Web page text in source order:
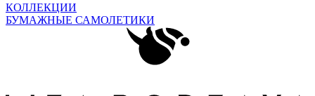
КОЛЛЕКЦИИ
БУМАЖНЫЕ САМОЛЕТИКИ